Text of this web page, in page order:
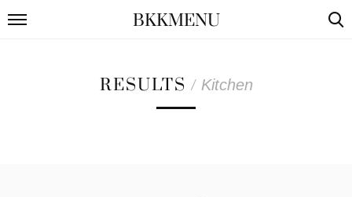
BKKMENU
RESULTS / Kitchen